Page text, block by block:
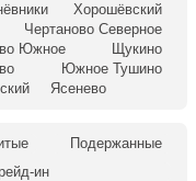
Хорошёвский
Чертаново Северное
Южное
Щукино
Южное Тушино
Ясенево
Подержанные
ин